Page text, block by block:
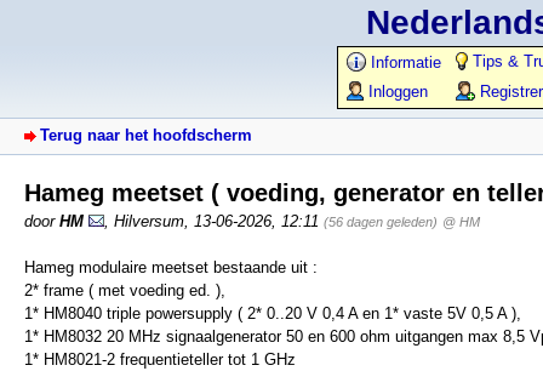
Informatie
Tips &
Inloggen
Terug naar het hoofdscherm
Hameg meetset ( voeding, generator en
door HM Hilversum 13-06-2026, 12:11 (56 dagen geleden) @ HM
Hameg modulaire meetset bestaande uit :
2* frame ( met voeding ed. ),
1* HM8040 triple powersupply ( 2* 0..20 V 0,4 A en 1* vaste 5V 0,5 A ),
1* HM8032 20 MHz signaalgenerator 50 en 600 ohm uitgangen max 8,5
1* HM8021-2 frequentieteller tot 1 GHz